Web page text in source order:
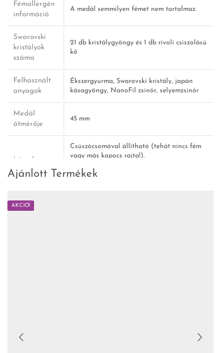
Fémallergén
információ
A medál semmilyen fémet nem tartalmaz.
Swarovski
kristályok
száma
21 db kristálygyöngy és 1 db rivoli csiszolású
kő
Felhasznált
anyagok
Ékszergyurma, Swarovski kristály, japán
kásagyöngy, NanoFil zsinór, selyemzsinór
Medál
átmérője
45 mm
Lánc hossza
Csúszócsomóval állítható (tehát nincs fém
vagy más kapocs rajta!).
Legrövidebb méret: 33 cm
Ajánlott Termékek
AKCIÓ!